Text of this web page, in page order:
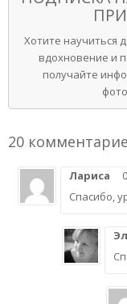
Хотите научиться
вдохновение и
получайте
20
Лариса
Спасибо,